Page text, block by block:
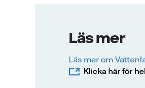
Läs mer
Läs mer om
Klicka här för